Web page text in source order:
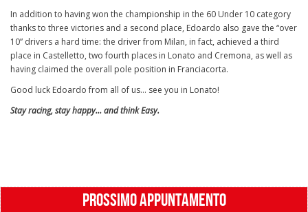
In addition to having won the championship in the 60 Under 10 category
thanks to three victories and a second place, Edoardo also gave the “over
10” drivers a hard time: the driver from Milan, in fact, achieved a third
place in Castelletto, two fourth places in Lonato and Cremona, as well as
having claimed the overall pole position in Franciacorta.
Good luck Edoardo from all of us… see you in Lonato!
Stay racing, stay happy… and think Easy.
PROSSIMO APPUNTAMENTO